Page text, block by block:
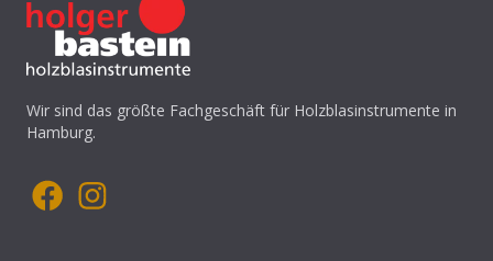
Wir sind das größte Fachgeschäft für Holzblasinstrumente in
Hamburg.